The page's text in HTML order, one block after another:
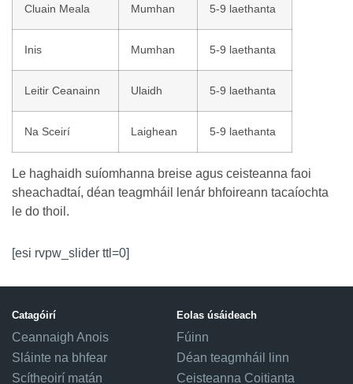
Cluain Meala Mumhan 5-9 laethanta
Inis Mumhan 5-9 laethanta
Leitir Ceanainn Ulaidh 5-9 laethanta
Na Sceirí Laighean 5-9 laethanta
Le haghaidh suíomhanna breise agus ceisteanna faoi
sheachadtaí, déan teagmháil lenár bhfoireann tacaíochta
le do thoil.
[esi rvpw_slider ttl=0]
Catagóirí
Ceannaigh Anois
Sláinte na bhfear
Scítheoirí matán
Eolas úsáideach
Fúinn
Déan teagmháil linn
Ceisteanna Coitianta